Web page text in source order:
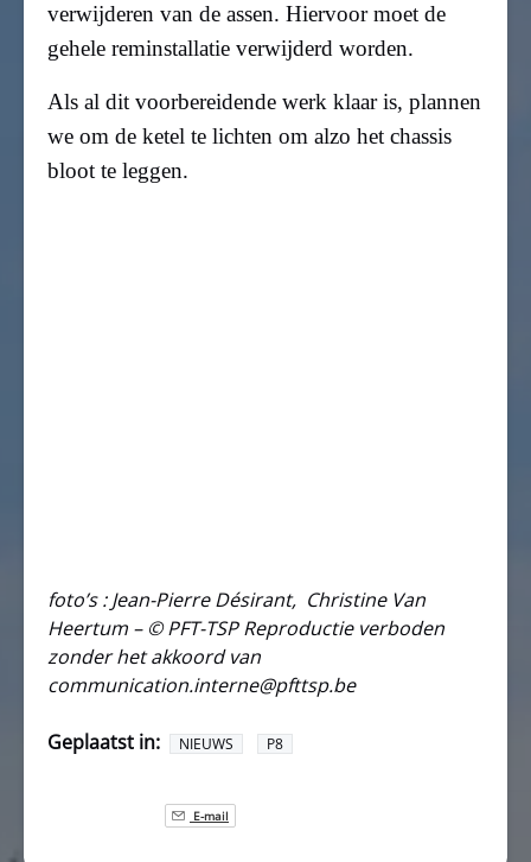
verwijderen van de assen. Hiervoor moet de
gehele reminstallatie verwijderd worden.
Als al dit voorbereidende werk klaar is, plannen
we om de ketel te lichten om alzo het chassis
bloot te leggen.
foto’s : Jean-Pierre Désirant, Christine Van
Heertum – © PFT-TSP Reproductie verboden
zonder het akkoord van
communication.interne@pfttsp.be
Geplaatst in: NIEUWS P8
E-mail